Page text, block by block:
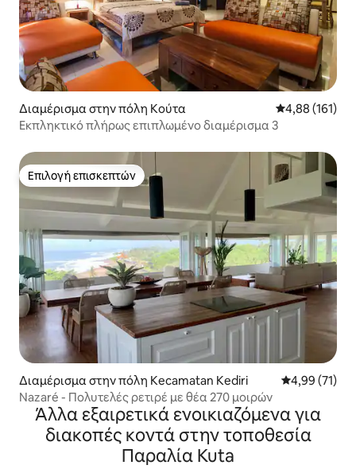
Διαμέρισμα στην πόλη Κούτα Μέση
4,88 (161)
Εκπληκτικό πλήρως επιπλωμένο διαμέρισμα 3
Επιλογή επισκεπτών
Επιλογή επισκεπτών
Διαμέρισμα στην πόλη Kecamatan Kediri Μέση
4,99 (71)
Nazaré - Πολυτελές ρετιρέ με θέα 270 μοιρών
Άλλα εξαιρετικά ενοικιαζόμενα για
διακοπές κοντά στην τοποθεσία
Παραλία Kuta